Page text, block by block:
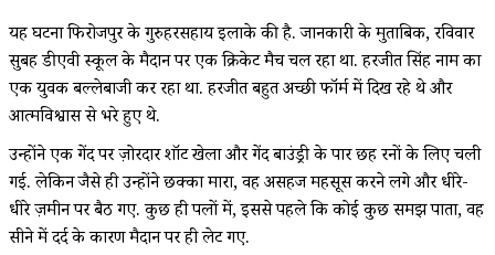
यह घटना फिरोजपुर के गुरुहरसहाय इलाके की है. जानकारी के मुताबिक, रविवार
सुबह डीएवी स्कूल के मैदान पर एक क्रिकेट मैच चल रहा था. हरजीत सिंह नाम का
एक युवक बल्लेबाजी कर रहा था. हरजीत बहुत अच्छी फॉर्म में दिख रहे थे और
आत्मविश्वास से भरे हुए थे.
उन्होंने एक गेंद पर ज़ोरदार शॉट खेला और गेंद बाउंड्री के पार छह रनों के लिए चली
गई. लेकिन जैसे ही उन्होंने छक्का मारा, वह असहज महसूस करने लगे और धीरे-
धीरे ज़मीन पर बैठ गए. कुछ ही पलों में, इससे पहले कि कोई कुछ समझ पाता, वह
सीने में दर्द के कारण मैदान पर ही लेट गए.